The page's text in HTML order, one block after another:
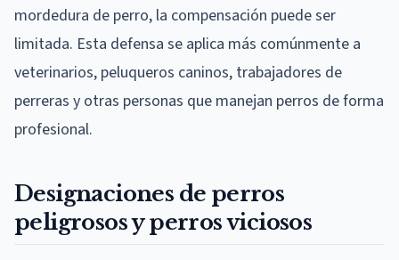
mordedura de perro, la compensación puede ser
limitada. Esta defensa se aplica más comúnmente a
veterinarios, peluqueros caninos, trabajadores de
perreras y otras personas que manejan perros de forma
profesional.
Designaciones de perros
peligrosos y perros viciosos